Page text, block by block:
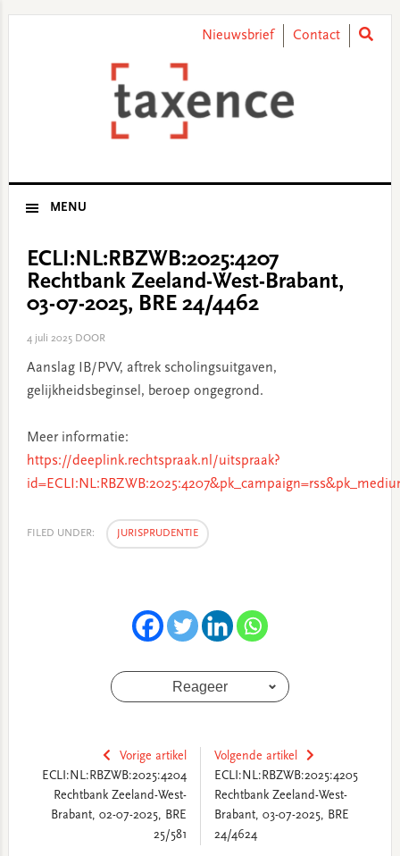
Nieuwsbrief Contact
MENU
ECLI:NL:RBZWB:2025:4207
Rechtbank Zeeland-West-Brabant,
03-07-2025, BRE 24/4462
4 juli 2025DOOR
Aanslag IB/PVV, aftrek scholingsuitgaven,
gelijkheidsbeginsel, beroep ongegrond.
Meer informatie:
https://deeplink.rechtspraak.nl/uitspraak?
FILED UNDER: JURISPRUDENTIE
Reageer
Vorige artikel
ECLI:NL:RBZWB:2025:4204
Rechtbank Zeeland-West-
Brabant, 02-07-2025, BRE
25/581
Volgende artikel
ECLI:NL:RBZWB:2025:4205
Rechtbank Zeeland-West-
Brabant, 03-07-2025, BRE
24/4624